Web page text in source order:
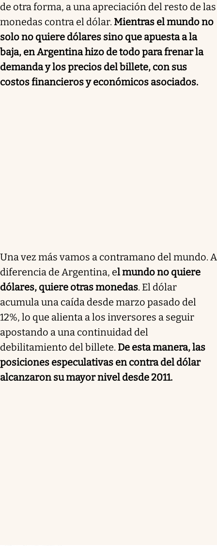
de otra forma, a una apreciación del resto de las
monedas contra el dólar. Mientras el mundo no
solo no quiere dólares sino que apuesta a la
baja, en Argentina hizo de todo para frenar la
demanda y los precios del billete, con sus
costos financieros y económicos asociados.
Una vez más vamos a contramano del mundo. A
diferencia de Argentina, el mundo no quiere
dólares, quiere otras monedas. El dólar
acumula una caída desde marzo pasado del
12%, lo que alienta a los inversores a seguir
apostando a una continuidad del
debilitamiento del billete. De esta manera, las
posiciones especulativas en contra del dólar
alcanzaron su mayor nivel desde 2011.